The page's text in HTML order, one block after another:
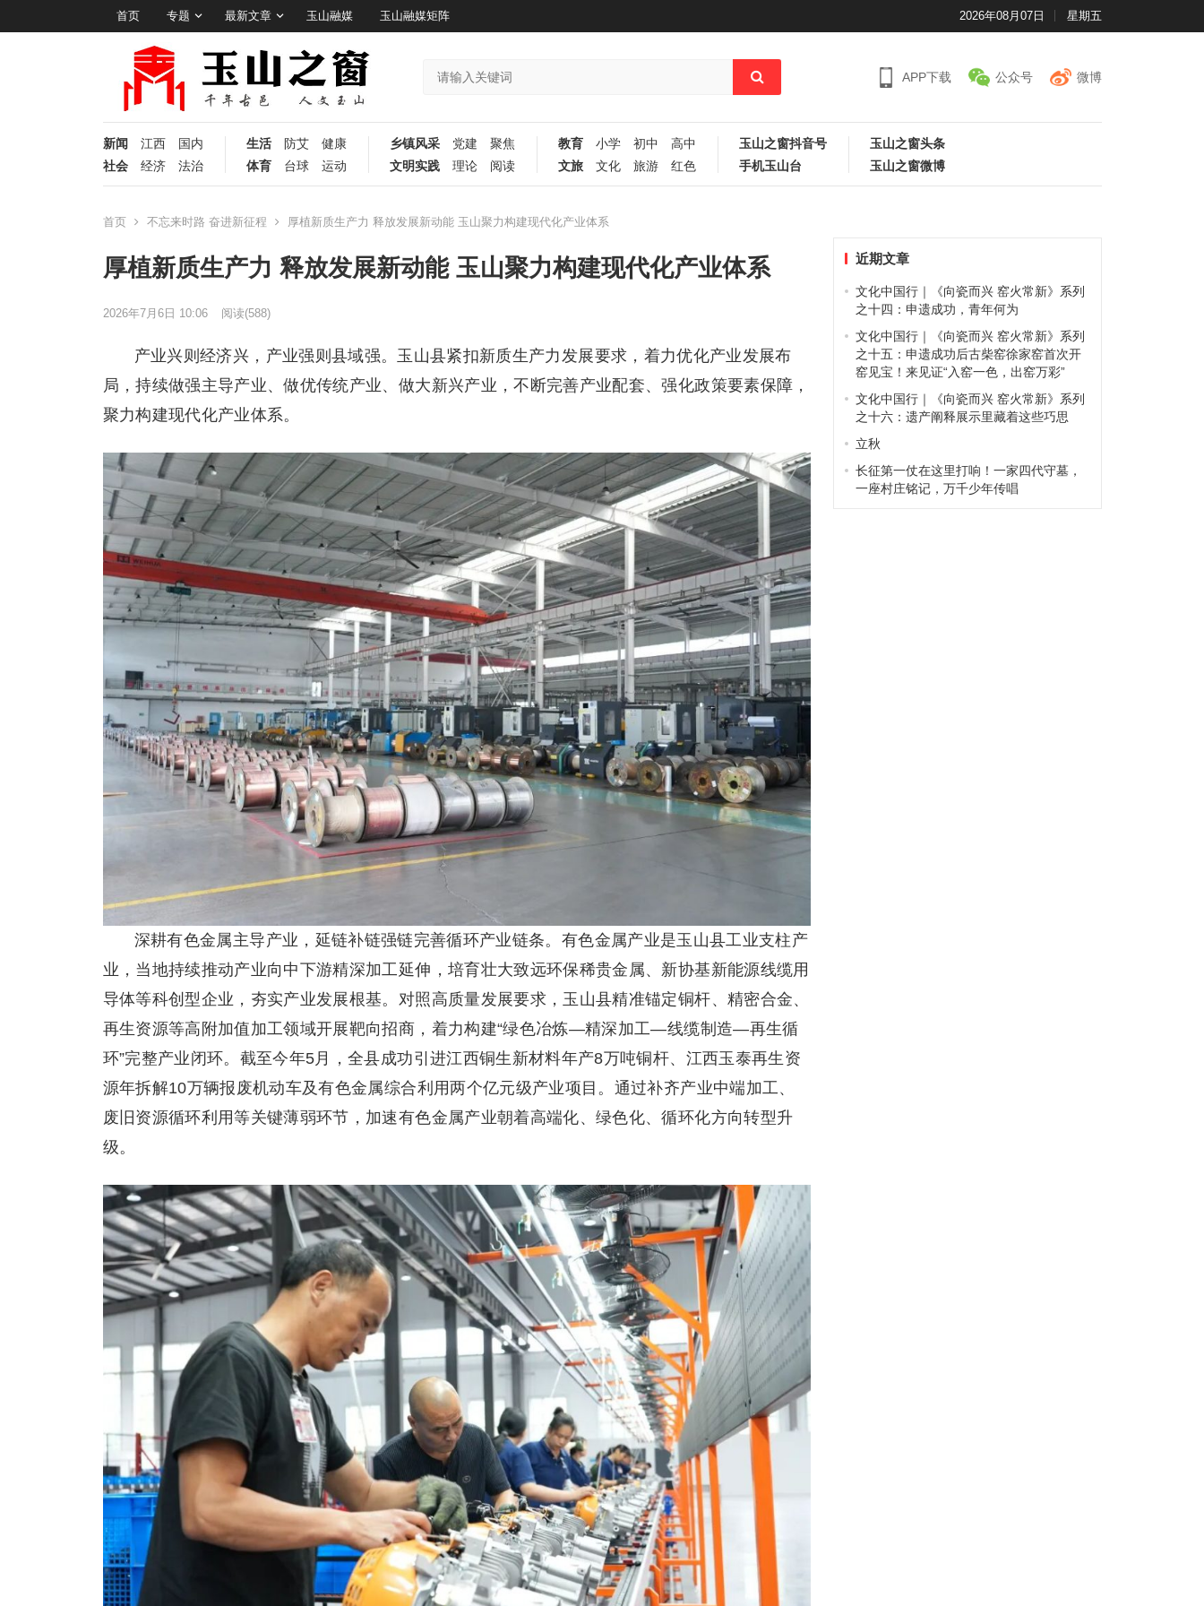
首页 专题 最新文章 玉山融媒 玉山融媒矩阵 2026年08月07日 星期五
APP下载 公众号 微博
新闻 江西
国内
社会
经济 法治
生活 防艾
健康
体育
台球 运动
乡镇风采 党建
聚焦
文明实践
理论 阅读
教育 小学 初中
高中
文旅
文化 旅游 红色
玉山之窗抖音号
手机玉山台
玉山之窗头条
玉山之窗微博
首页 不忘来时路 奋进新征程 厚植新质生产力 释放发展新动能 玉山聚力构建现代化产业体系
厚植新质生产力 释放发展新动能 玉山聚力构建现代化产业体系
2026年7月6日 10:06 阅读(588)
产业兴则经济兴，产业强则县域强。玉山县紧扣新质生产力发展要求，着力优化产业发展布
局，持续做强主导产业、做优传统产业、做大新兴产业，不断完善产业配套、强化政策要素保障，
聚力构建现代化产业体系。
深耕有色金属主导产业，延链补链强链完善循环产业链条。有色金属产业是玉山县工业支柱产
业，当地持续推动产业向中下游精深加工延伸，培育壮大致远环保稀贵金属、新协基新能源线缆用
导体等科创型企业，夯实产业发展根基。对照高质量发展要求，玉山县精准锚定铜杆、精密合金、
再生资源等高附加值加工领域开展靶向招商，着力构建“绿色冶炼—精深加工—线缆制造—再生循
环”完整产业闭环。截至今年5月，全县成功引进江西铜生新材料年产8万吨铜杆、江西玉泰再生资
源年拆解10万辆报废机动车及有色金属综合利用两个亿元级产业项目。通过补齐产业中端加工、
废旧资源循环利用等关键薄弱环节，加速有色金属产业朝着高端化、绿色化、循环化方向转型升
级。
近期文章
文化中国行｜《向瓷而兴 窑火常新》系列
之十四：申遗成功，青年何为
文化中国行｜《向瓷而兴 窑火常新》系列
之十五：申遗成功后古柴窑徐家窑首次开
窑见宝！来见证“入窑一色，出窑万彩”
文化中国行｜《向瓷而兴 窑火常新》系列
之十六：遗产阐释展示里藏着这些巧思
立秋
长征第一仗在这里打响！一家四代守墓，
一座村庄铭记，万千少年传唱